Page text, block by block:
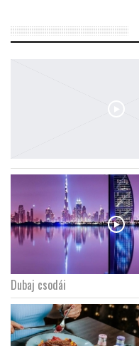
Dubaj csodái